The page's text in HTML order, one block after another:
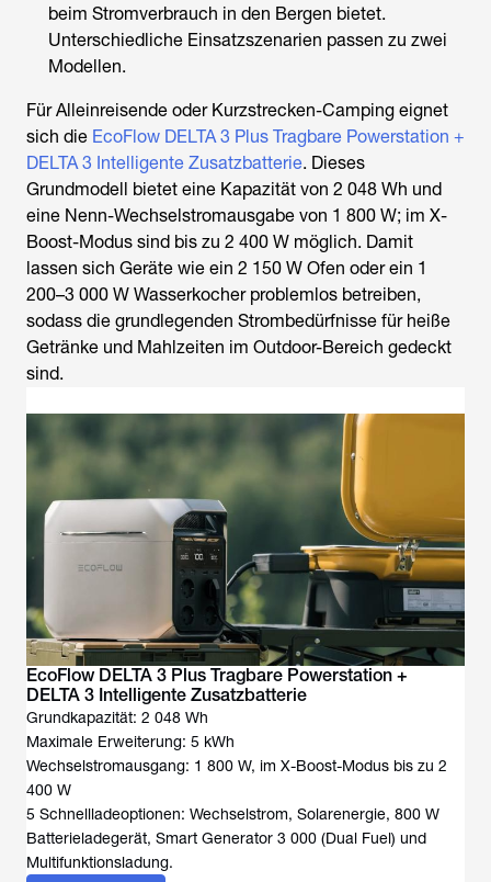
beim Stromverbrauch in den Bergen bietet.
Unterschiedliche Einsatzszenarien passen zu zwei
Modellen.
Für Alleinreisende oder Kurzstrecken-Camping eignet
sich die EcoFlow DELTA 3 Plus Tragbare Powerstation +
DELTA 3 Intelligente Zusatzbatterie. Dieses
Grundmodell bietet eine Kapazität von 2 048 Wh und
eine Nenn-Wechselstromausgabe von 1 800 W; im X-
Boost-Modus sind bis zu 2 400 W möglich. Damit
lassen sich Geräte wie ein 2 150 W Ofen oder ein 1
200–3 000 W Wasserkocher problemlos betreiben,
sodass die grundlegenden Strombedürfnisse für heiße
Getränke und Mahlzeiten im Outdoor-Bereich gedeckt
sind.
EcoFlow DELTA 3 Plus Tragbare Powerstation +
DELTA 3 Intelligente Zusatzbatterie
Grundkapazität: 2 048 Wh
Maximale Erweiterung: 5 kWh
Wechselstromausgang: 1 800 W, im X-Boost-Modus bis zu 2
400 W
5 Schnellladeoptionen: Wechselstrom, Solarenergie, 800 W
Batterieladegerät, Smart Generator 3 000 (Dual Fuel) und
Multifunktionsladung.